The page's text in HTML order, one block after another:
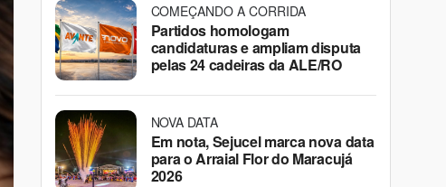
COMEÇANDO A CORRIDA
Partidos homologam
candidaturas e ampliam disputa
pelas 24 cadeiras da ALE/RO
NOVA DATA
Em nota, Sejucel marca nova data
para o Arraial Flor do Maracujá
2026